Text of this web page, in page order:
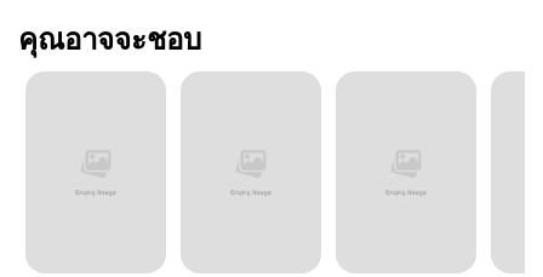
คุณอาจจะชอบ